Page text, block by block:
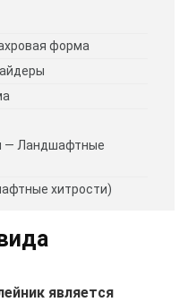
форма
— Ландшафтные
хитрости)
является